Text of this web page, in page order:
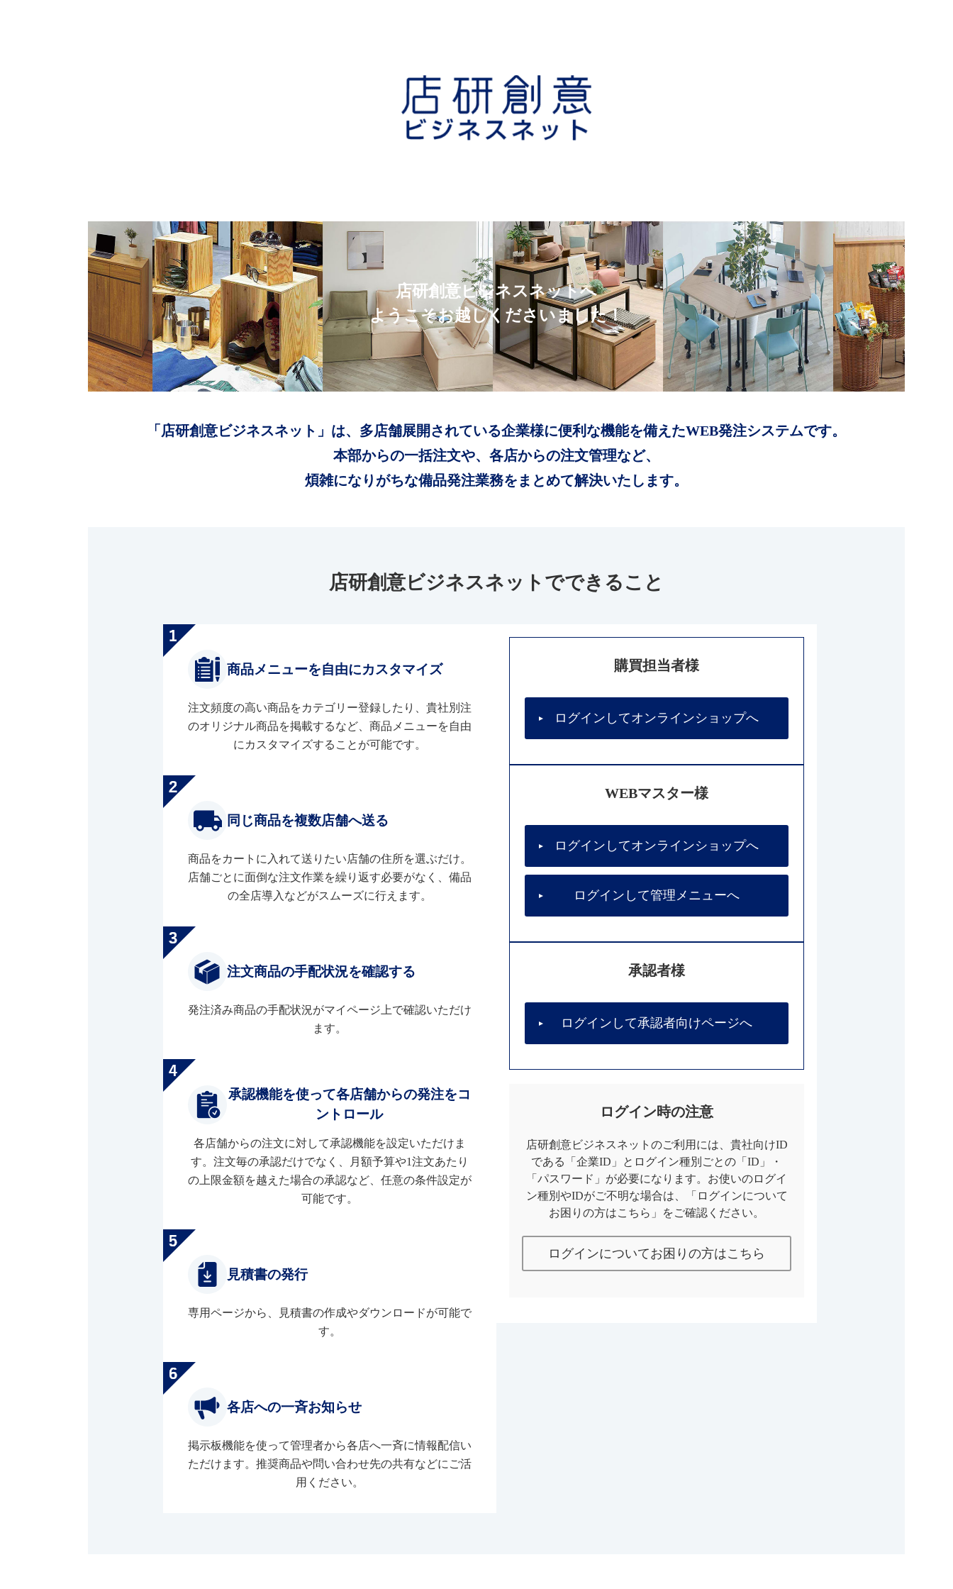
店研創意ビジネスネットへ
ようこそお越しくださいました！
「店研創意ビジネスネット」は、多店舗展開されている企業様に便利な機能を備えたWEB発注システムです。
本部からの一括注文や、各店からの注文管理など、
煩雑になりがちな備品発注業務をまとめて解決いたします。
店研創意ビジネスネットでできること
商品メニューを自由にカスタマイズ
注文頻度の高い商品をカテゴリー登録したり、貴社別注
のオリジナル商品を掲載するなど、商品メニューを自由
にカスタマイズすることが可能です。
同じ商品を複数店舗へ送る
商品をカートに入れて送りたい店舗の住所を選ぶだけ。
店舗ごとに面倒な注文作業を繰り返す必要がなく、備品
の全店導入などがスムーズに行えます。
注文商品の手配状況を確認する
発注済み商品の手配状況がマイページ上で確認いただけ
ます。
承認機能を使って各店舗からの発注をコ
ントロール
各店舗からの注文に対して承認機能を設定いただけま
す。注文毎の承認だけでなく、月額予算や1注文あたり
の上限金額を越えた場合の承認など、任意の条件設定が
可能です。
見積書の発行
専用ページから、見積書の作成やダウンロードが可能で
す。
各店への一斉お知らせ
掲示板機能を使って管理者から各店へ一斉に情報配信い
ただけます。推奨商品や問い合わせ先の共有などにご活
用ください。
購買担当者様
ログインしてオンラインショップへ
WEBマスター様
ログインしてオンラインショップへ
ログインして管理メニューへ
承認者様
ログインして承認者向けページへ
ログイン時の注意
店研創意ビジネスネットのご利用には、貴社向けID
である「企業ID」とログイン種別ごとの「ID」・
「パスワード」が必要になります。お使いのログイ
ン種別やIDがご不明な場合は、「ログインについて
お困りの方はこちら」をご確認ください。
ログインについてお困りの方はこちら